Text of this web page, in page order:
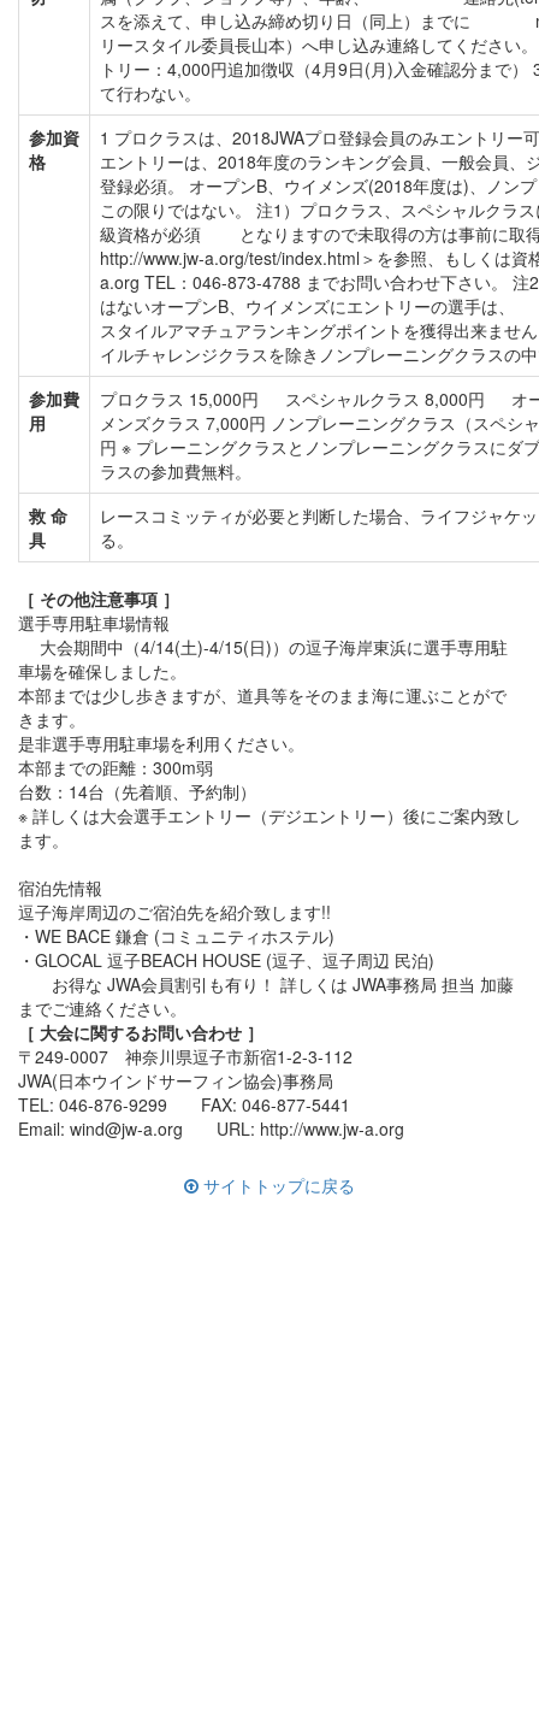
スを添えて、申し込み締め切り日（同上）までに
リースタイル委員長山本）へ申し込み連絡してくださ
トリー：4,000円追加徴収（4月9日(月)入金確認分まで
て行わない。
参加資
格
1 プロクラスは、2018JWAプロ登録会員のみエントリー
エントリーは、2018年度のランキング会員、一般会員、
登録必須。 オープンB、ウイメンズ(2018年度は)、ノン
この限りではない。 注1）プロクラス、スペシャルクラ
級資格が必須 となりますので未取得の方は事前に取
http://www.jw-a.org/test/index.html＞を参照、もしくは資
a.org TEL：046-873-4788 までお問い合わせ下さい。 注
はないオープンB、ウイメンズにエントリー
スタイルアマチュアランキングポイントを獲得出
イルチャレンジクラスを除きノンプレーニングクラスの
参加費
用
プロクラス 15,000円 スペシャルクラス 8,000円 オー
メンズクラス 7,000円 ノンプレーニングクラス（スペシ
円 ※ プレーニングクラスとノンプレーニングクラスにダ
ラスの参加費無料。
救 命
具
レースコミッティが必要と判断した場合、ライフジャケ
る。
［ その他注意事項 ］
選手専用駐車場情報
大会期間中（4/14(土)-4/15(日)）の逗子海岸東浜に選手専用駐
車場を確保しました。
本部までは少し歩きますが、道具等をそのまま海に運ぶことがで
きます。
是非選手専用駐車場を利用ください。
本部までの距離：300m弱
台数：14台（先着順、予約制）
※ 詳しくは大会選手エントリー（デジエントリー）後にご案内致し
ます。
宿泊先情報
逗子海岸周辺のご宿泊先を紹介致します!!
・WE BACE 鎌倉 (コミュニティホステル)
・GLOCAL 逗子BEACH HOUSE (逗子、逗子周辺 民泊)
お得な JWA会員割引も有り！ 詳しくは JWA事務局 担当 加藤
までご連絡ください。
［ 大会に関するお問い合わせ ］
〒249-0007 神奈川県逗子市新宿1-2-3-112
JWA(日本ウインドサーフィン協会)事務局
TEL: 046-876-9299 FAX: 046-877-5441
Email: wind@jw-a.org URL: http://www.jw-a.org
サイトトップに戻る